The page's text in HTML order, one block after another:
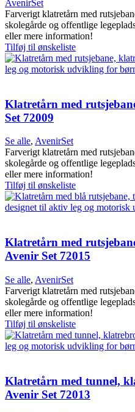
AvenirSet
Farverigt klatretårn med
skolegårde og offentlige
eller mere information!
Tilføj til ønskeliste
Klatretårn med
Set 72009
Se alle, AvenirSet
Farverigt klatretårn med
skolegårde og offentlige
eller mere information!
Tilføj til ønskeliste
Klatretårn med
Avenir Set 72015
Se alle, AvenirSet
Farverigt klatretårn med
skolegårde og offentlige
eller mere information!
Tilføj til ønskeliste
Klatretårn med tunnel,
Avenir Set 72013